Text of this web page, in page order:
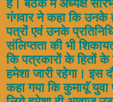
है। बैठक में अध्यक्ष सौरभ
गंगवार ने कहा कि उनके
पत्रों एवं उनके
संलिप्तता की भी
कि पत्रकारों के हितों
हमेशा जारी रहेगा। इस
कहा गया कि कुमायूॅ